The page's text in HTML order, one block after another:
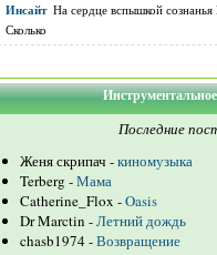
Инсайт На сердце вспышкой
Сколько
Последние
Женя скрипач -киномузыка
Terberg -Мама
Catherine_Flox -Oasis
Dr Marctin -Летний дождь
chasb1974 -Возвращение